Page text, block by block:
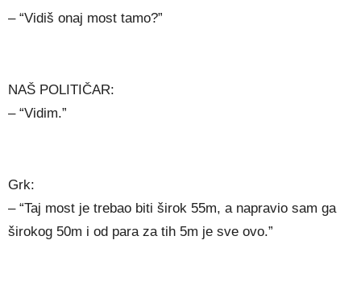
– “Vidiš onaj most tamo?”
NAŠ POLITIČAR:
– “Vidim.”
Grk:
– “Taj most je trebao biti širok 55m, a napravio sam ga
širokog 50m i od para za tih 5m je sve ovo.”